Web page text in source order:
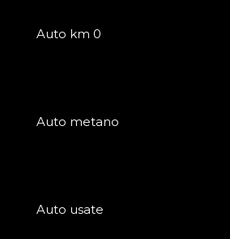
Auto km 0
Auto metano
Auto usate